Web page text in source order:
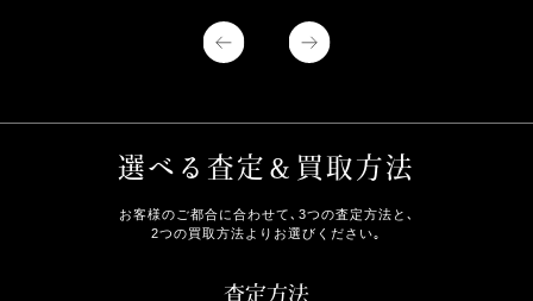
選べる査定＆買取方法
お客様のご都合に合わせて､3つの査定方法と､
2つの買取方法よりお選びください｡
査定方法